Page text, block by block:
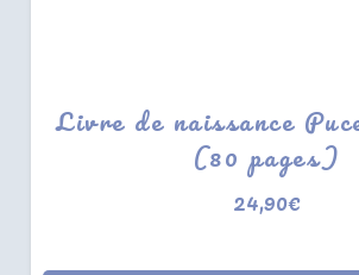
Livre de naissance
(80 pages)
24,90€